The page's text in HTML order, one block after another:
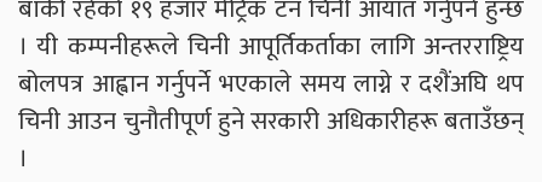
बाँकी रहेको १९ हजार मेट्रिक टन चिनी आयात गर्नुपर्ने हुन्छ
। यी कम्पनीहरूले चिनी आपूर्तिकर्ताका लागि अन्तरराष्ट्रिय
बोलपत्र आह्वान गर्नुपर्ने भएकाले समय लाग्ने र दशैंअघि थप
चिनी आउन चुनौतीपूर्ण हुने सरकारी अधिकारीहरू बताउँछन्
।